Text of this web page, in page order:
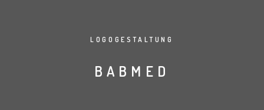
LOGOGESTALTUNG
BABMED